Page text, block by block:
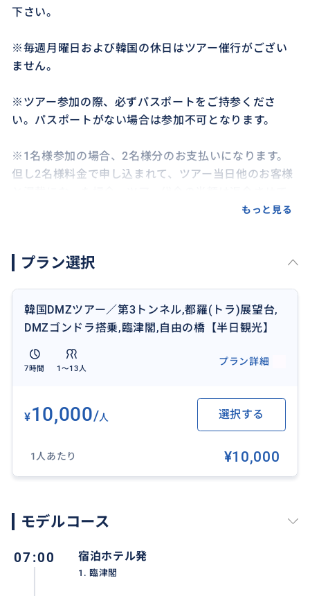
下さい。
※毎週月曜日および韓国の休日はツアー催行がござい
ません。
※ツアー参加の際、必ずパスポートをご持参くださ
い。パスポートがない場合は参加不可となります。
※1名様参加の場合、2名様分のお支払いになります。
但し2名様料金で申し込まれて、ツアー当日他のお客様
あります。
もあります。
※天災地変、又はその他の事情によりツアーの変更、
又は中止される場合があります。
もっと見る
プラン選択
韓国DMZツアー／第3トンネル,都羅(トラ)展望台,
DMZゴンドラ搭乗,臨津閣,自由の橋【半日観光】
7時間 1〜13人
プラン詳細
¥10,000/人 選択する
1人あたり ¥10,000
モデルコース
07:00 宿泊ホテル発
1. 臨津閣